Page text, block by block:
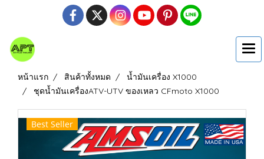
หน้าแรก สินค้าทั้งหมด
น้ำมันเครื่อง X1000
ชุดน้ำมันเครื่องATV-UTV ของเหลว CFmoto X1000
Best Seller